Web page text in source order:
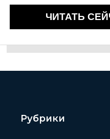
ЧИТАТЬ
Рубрики